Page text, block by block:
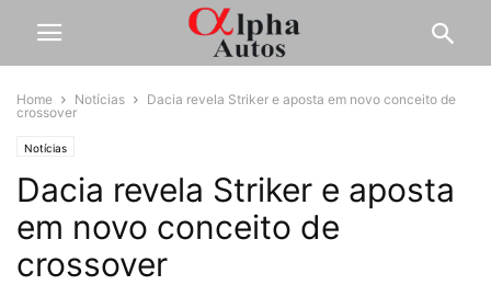
Home Notícias
Dacia revela Striker e aposta em novo conceito de
crossover
Notícias
Dacia revela Striker e aposta
em novo conceito de
crossover